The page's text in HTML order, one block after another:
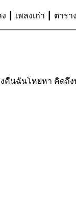
เพลงเก่า ตารา
งคืนฉันโหยหา คิดถึ